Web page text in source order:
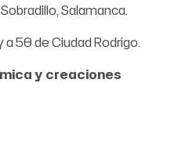
Salamanca.
50 de Ciudad Rodrigo.
y creaciones